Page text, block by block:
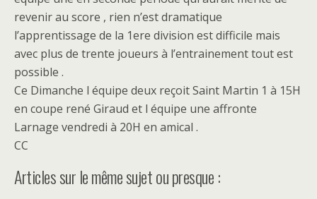
revenir au score , rien n’est dramatique
l’apprentissage de la 1ere division est difficile mais
avec plus de trente joueurs à l’entrainement tout est
possible .
Ce Dimanche l équipe deux reçoit Saint Martin 1 à 15H
en coupe rené Giraud et l équipe une affronte
Larnage vendredi à 20H en amical .
CC
Articles sur le même sujet ou presque :